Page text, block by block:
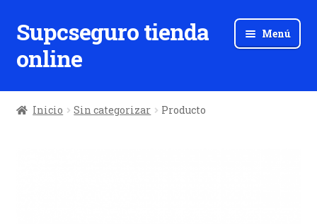
Ir
a
la
Ir
al
contenido
Supcseguro tienda
online
Menú
Inicio Sin categorizar Producto